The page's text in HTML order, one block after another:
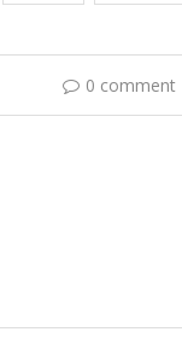
0 comment